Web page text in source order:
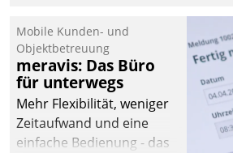
integrieren.
Mobile Kunden- und
Objektbetreuung
meravis: Das Büro
für unterwegs
Mehr Flexibilität, weniger
Zeitaufwand und eine
einfache Bedienung - das